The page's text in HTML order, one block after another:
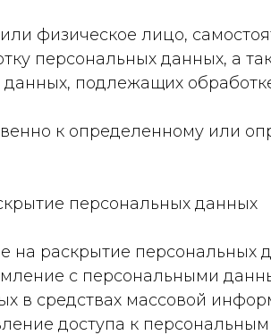
физическое лицо,
персональных данных, а
подлежащих
к определенному или
персональных данных
на раскрытие персональных
с персональными
в средствах массовой
доступа к